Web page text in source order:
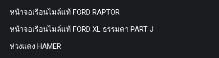
หน้าจอเรือนไมล์แท้ FORD RAPTOR
หน้าจอเรือนไมล์แท้ FORD XL ธรรมดา PART J
ห่วงแดง HAMER